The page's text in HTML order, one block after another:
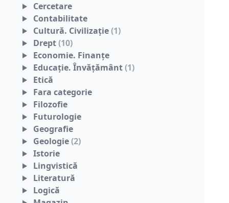
Cercetare
Contabilitate
Cultură. Civilizaţie(1)
Drept(10)
Economie. Finanţe
Educaţie. Învăţământ(1)
Etică
Fara categorie
Filozofie
Futurologie
Geografie
Geologie(2)
Istorie
Lingvistică
Literatură
Logică